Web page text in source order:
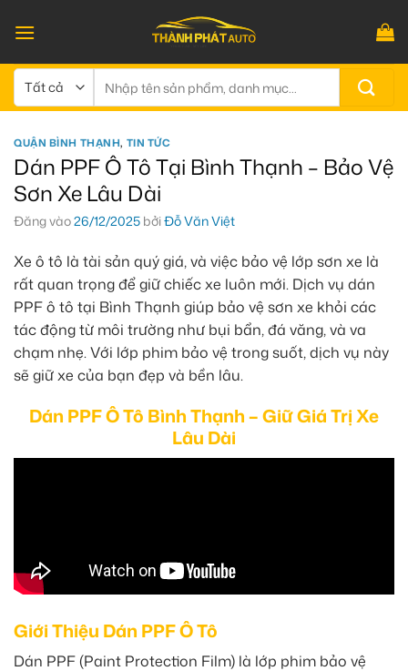
qua
dung
kiếm:
QUẬN BÌNH THẠNH, TIN TỨC
Dán PPF Ô Tô Tại Bình Thạnh – Bảo Vệ
Sơn Xe Lâu Dài
Đăng vào26/12/2025 bởiĐỗ Văn Việt
Xe ô tô là tài sản quý giá, và việc bảo vệ lớp sơn xe là
rất quan trọng để giữ chiếc xe luôn mới. Dịch vụ dán
PPF ô tô tại Bình Thạnh giúp bảo vệ sơn xe khỏi các
tác động từ môi trường như bụi bẩn, đá văng, và va
chạm nhẹ. Với lớp phim bảo vệ trong suốt, dịch vụ này
sẽ giữ xe của bạn đẹp và bền lâu.
Dán PPF Ô Tô Bình Thạnh – Giữ Giá Trị Xe
Lâu Dài
Giới Thiệu Dán PPF Ô Tô
Dán PPF (Paint Protection Film) là lớp phim bảo vệ